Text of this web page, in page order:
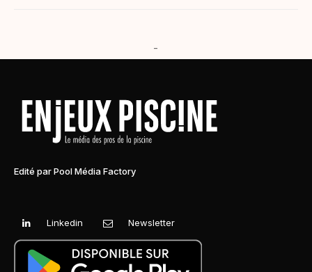
-
Edité par Pool Média Factory
Linkedin Newsletter